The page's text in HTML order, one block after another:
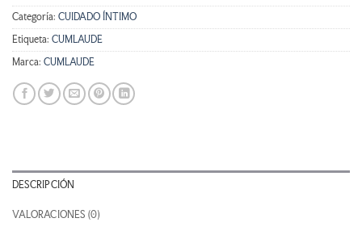
Categoría: CUIDADO ÍNTIMO
Etiqueta: CUMLAUDE
Marca: CUMLAUDE
DESCRIPCIÓN
VALORACIONES (0)